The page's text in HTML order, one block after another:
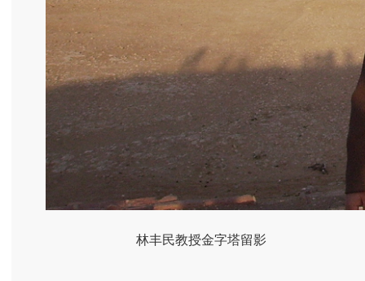
林丰民教授金字塔留影